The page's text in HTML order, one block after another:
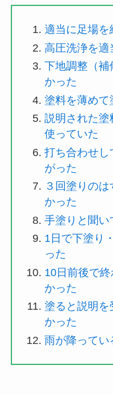
適当に足場を
高圧洗浄を適
下地調整（補
かった
塗料を薄めて
説明された塗
使っていた
打ち合わせし
がった
３回塗りの
かった
手塗りと聞い
1日で下塗り
った
10日前後で
かった
塗ると説明を
かった
雨が降ってい